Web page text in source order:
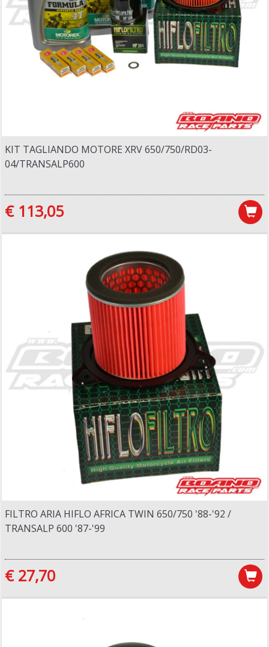
KIT TAGLIANDO MOTORE XRV 650/750/RD03-
04/TRANSALP600
€ 113,05
FILTRO ARIA HIFLO AFRICA TWIN 650/750 '88-'92 /
TRANSALP 600 '87-'99
€ 27,70